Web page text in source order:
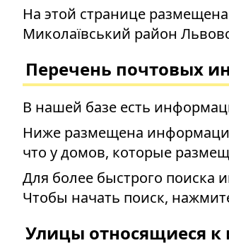
На этой странице
Миколаївський район
Перечень почтовых
В нашей базе есть
Ниже размещена
что у домов, которые
Для более быстрого поиска
Чтобы начать поиск, нажмите
Улицы относящиеся к